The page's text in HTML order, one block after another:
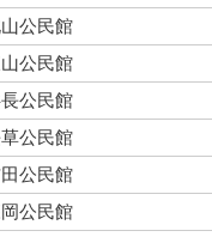
公民館
公民館
公民館
公民館
公民館
公民館